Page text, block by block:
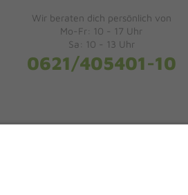
Wir beraten dich persönlich von
Mo-Fr: 10 - 17 Uhr
Sa: 10 - 13 Uhr
0621/405401-10